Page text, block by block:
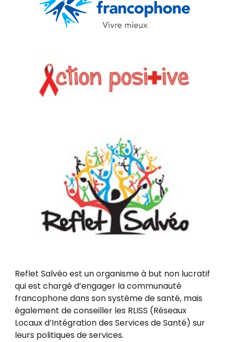
Reflet Salvéo est un organisme à but non lucratif
qui est chargé d’engager la communauté
francophone dans son système de santé, mais
également de conseiller les RLISS (Réseaux
Locaux d’Intégration des Services de Santé) sur
leurs politiques de services.